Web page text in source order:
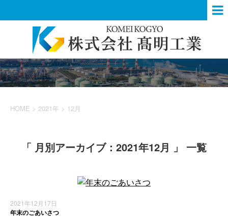
HOME > 2021年 > 12月
「 月別アーカイブ：2021年12月 」 一覧
2021年12月17日
年末のごあいさつ